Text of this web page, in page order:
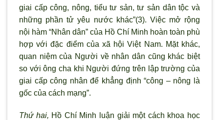
giai cấp công, nông, tiểu tư sản, tư sản dân tộc và
những phần tử yêu nước khác”(3). Việc mở rộng
nội hàm “Nhân dân” của Hồ Chí Minh hoàn toàn phù
hợp với đặc điểm của xã hội Việt Nam. Mặt khác,
quan niệm của Người về nhân dân cũng khác biệt
so với ông cha khi Người đứng trên lập trường của
giai cấp công nhân để khẳng định “công – nông là
gốc của cách mạng”.
Thứ hai, Hồ Chí Minh luận giải một cách khoa học